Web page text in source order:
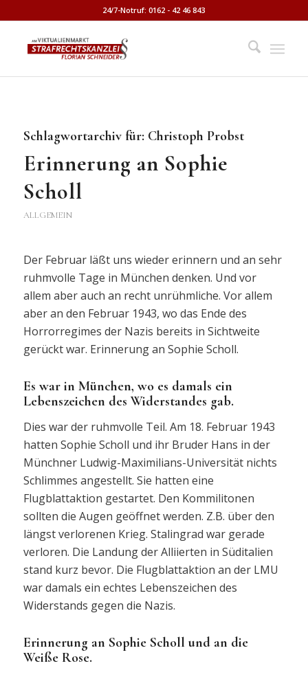
24/7-Notruf: 0162 - 42 46 843
Schlagwortarchiv für: Christoph Probst
Erinnerung an Sophie
Scholl
ALLGEMEIN
Der Februar läßt uns wieder erinnern und an sehr
ruhmvolle Tage in München denken. Und vor
allem aber auch an recht unrühmliche. Vor allem
aber an den Februar 1943, wo das Ende des
Horrorregimes der Nazis bereits in Sichtweite
gerückt war. Erinnerung an Sophie Scholl.
Es war in München, wo es damals ein
Lebenszeichen des Widerstandes gab.
Dies war der ruhmvolle Teil. Am 18. Februar 1943
hatten Sophie Scholl und ihr Bruder Hans in der
Münchner Ludwig-Maximilians-Universität nichts
Schlimmes angestellt. Sie hatten eine
Flugblattaktion gestartet. Den Kommilitonen
sollten die Augen geöffnet werden. Z.B. über den
längst verlorenen Krieg. Stalingrad war gerade
verloren. Die Landung der Alliierten in Süditalien
stand kurz bevor. Die Flugblattaktion an der LMU
war damals ein echtes Lebenszeichen des
Widerstands gegen die Nazis.
Erinnerung an Sophie Scholl und an die
Weiße Rose.